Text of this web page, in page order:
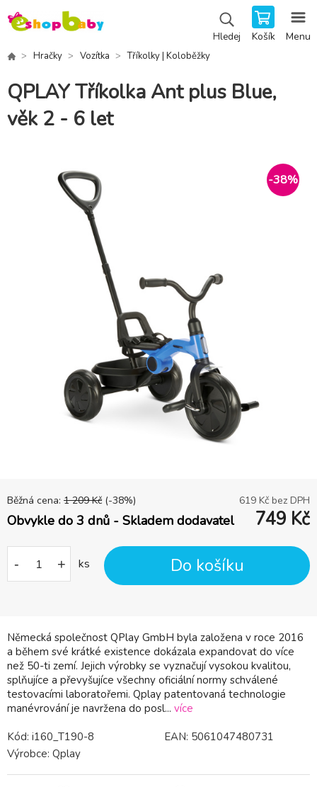
Hledej Košík Menu
Hračky Vozítka Tříkolky | Koloběžky
QPLAY Tříkolka Ant plus Blue,
věk 2 - 6 let
-38%
Německá společnost QPlay GmbH byla založena v roce 2016
a během své krátké existence dokázala expandovat do více
než 50-ti zemí. Jejich výrobky se vyznačují vysokou kvalitou,
splňujíce a převyšujíce všechny oficiální normy schválené
testovacími laboratořemi. Qplay patentovaná technologie
manévrování je navržena do posl... více
Běžná cena: 1 209 Kč (-38%) 619 Kč bez DPH
Obvykle do 3 dnů - Skladem dodavatel 749 Kč
- + ks Do košíku
Kód: i160_T190-8 EAN: 5061047480731
Výrobce: Qplay